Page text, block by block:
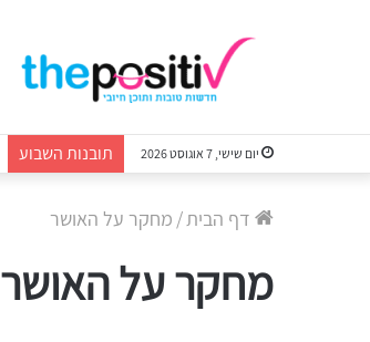
יום שישי, 7 אוגוסט 2026 תובנות השבוע
דף הבית/ מחקר על האושר
מחקר על האושר